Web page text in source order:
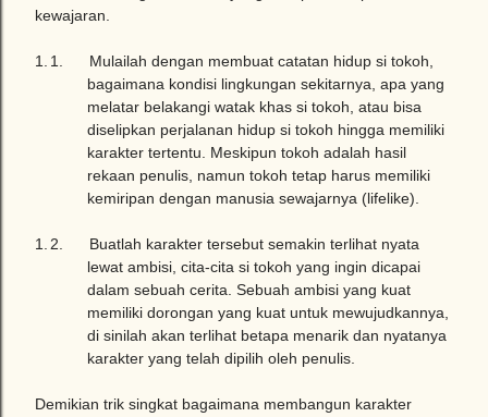
kewajaran.
1.
1. Mulailah dengan membuat catatan hidup si tokoh,
bagaimana kondisi lingkungan sekitarnya, apa yang
melatar belakangi watak khas si tokoh, atau bisa
diselipkan perjalanan hidup si tokoh hingga memiliki
karakter tertentu. Meskipun tokoh adalah hasil
rekaan penulis, namun tokoh tetap harus memiliki
kemiripan dengan manusia sewajarnya (lifelike).
1.
2. Buatlah karakter tersebut semakin terlihat nyata
lewat ambisi, cita-cita si tokoh yang ingin dicapai
dalam sebuah cerita. Sebuah ambisi yang kuat
memiliki dorongan yang kuat untuk mewujudkannya,
di sinilah akan terlihat betapa menarik dan nyatanya
karakter yang telah dipilih oleh penulis.
Demikian trik singkat bagaimana membangun karakter